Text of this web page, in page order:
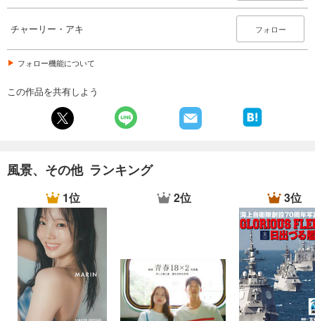
掲載記事
鋭い着眼点とアイデアで『鼓舞志座』の活動を支えるフロントマン的存
在。昭和48年生まれ。能楽大倉流小鼓方。大倉流小鼓16世宗家 大倉源次
郎に師事し、平成4年「小鍛冶」で初舞台を踏む。企画公演「能楽囃子の
世界」や「五人囃子ライブ 能楽オーケストラ＋α」などを開催するほ
掲載記事 http://takeme.osoto.jp/tradition02.html
チャーリー・アキ フォロー
フォロー機能について
この作品を共有しよう
風景、その他 ランキング
1位 2位 3位